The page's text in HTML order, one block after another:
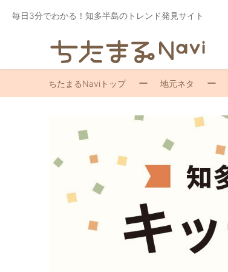
毎日3分でわかる！知多半島のトレンド発見サイト
ちたまるNaviトップ 地元ネタ